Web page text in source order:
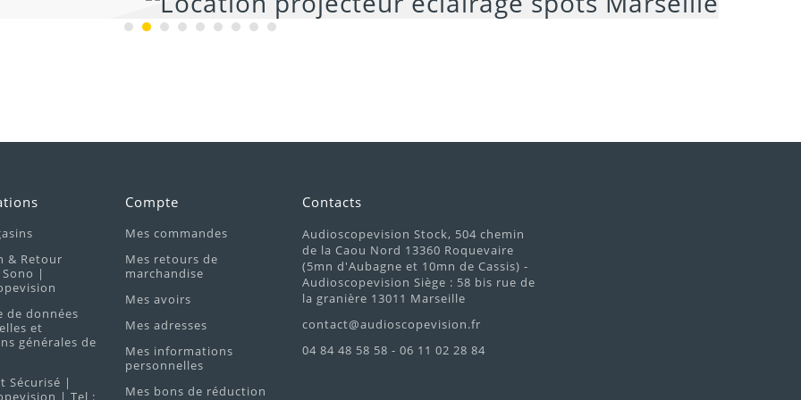
& Retour
|
de données
et
générales de
Sécurisé |
| Tel :
Compte
Mes commandes
Mes retours de
marchandise
Mes avoirs
Mes adresses
Mes informations
personnelles
Mes bons de réduction
Contacts
Audioscopevision Stock, 504 chemin
de la Caou Nord 13360 Roquevaire
(5mn d'Aubagne et 10mn de Cassis) -
Audioscopevision Siège : 58 bis rue de
la granière 13011 Marseille
contact@audioscopevision.fr
04 84 48 58 58 - 06 11 02 28 84